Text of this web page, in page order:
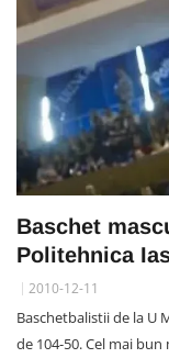
Baschet
Politehnica
2010-12-11
Baschetbalistii de la U
de 104-50. Cel mai